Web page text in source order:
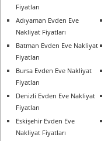
Fiyatları
Adıyaman Evden Eve
Nakliyat Fiyatları
Batman Evden Eve Nakliyat
Fiyatları
Bursa Evden Eve Nakliyat
Fiyatları
Denizli Evden Eve Nakliyat
Fiyatları
Eskişehir Evden Eve
Nakliyat Fiyatları